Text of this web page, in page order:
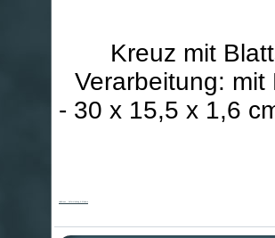
Kreuz mit
Verarbeitung:
- 30 x 15,5 x 1,6